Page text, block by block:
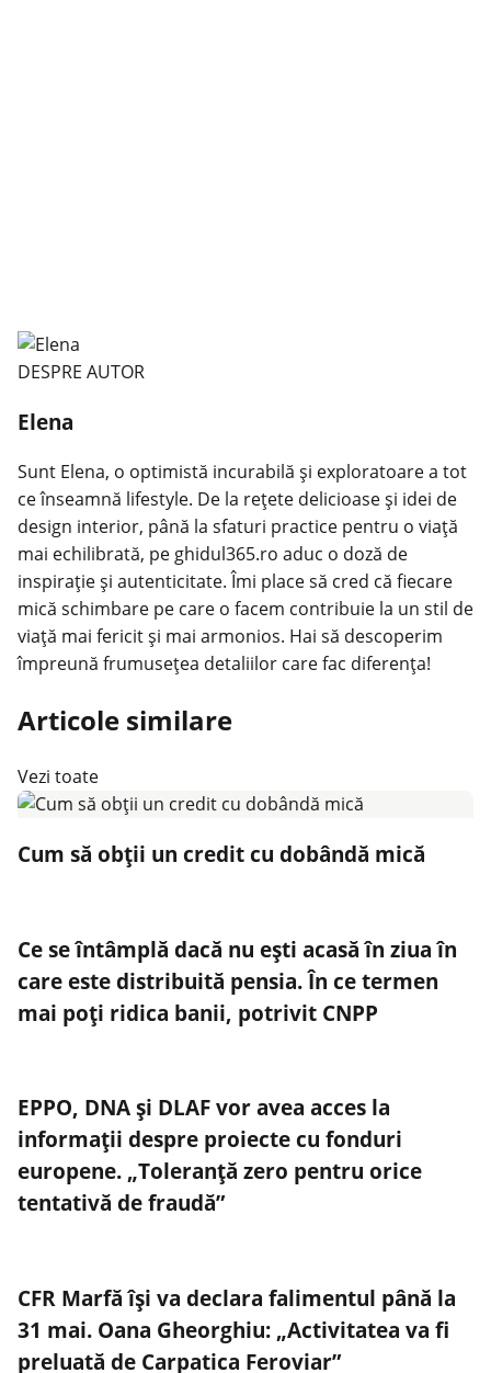
DESPRE AUTOR
Elena
Sunt Elena, o optimistă incurabilă și exploratoare a tot
ce înseamnă lifestyle. De la rețete delicioase și idei de
design interior, până la sfaturi practice pentru o viață
mai echilibrată, pe ghidul365.ro aduc o doză de
inspirație și autenticitate. Îmi place să cred că fiecare
mică schimbare pe care o facem contribuie la un stil de
viață mai fericit și mai armonios. Hai să descoperim
împreună frumusețea detaliilor care fac diferența!
Articole similare
Vezi toate
Cum să obții un credit cu dobândă mică
Ce se întâmplă dacă nu ești acasă în ziua în
care este distribuită pensia. În ce termen
mai poți ridica banii, potrivit CNPP
EPPO, DNA și DLAF vor avea acces la
informații despre proiecte cu fonduri
europene. „Toleranţă zero pentru orice
tentativă de fraudă”
CFR Marfă își va declara falimentul până la
31 mai. Oana Gheorghiu: „Activitatea va fi
preluată de Carpatica Feroviar”